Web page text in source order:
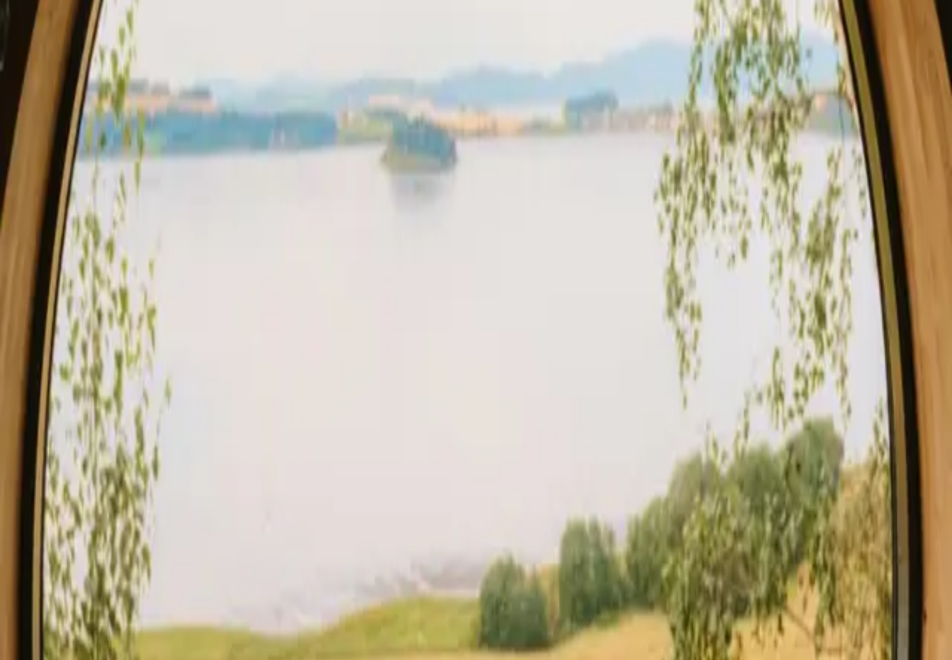
Koop een bon.Word verhuurder
Omschrijving VoorzieningenRegels en veiligheid Jouw verhuurderLocatieReviews
Controleer beschikbaarheid